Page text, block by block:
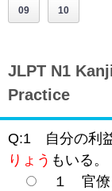
09 10
JLPT N1
Practice
Q:1 自分の利
りょう もいる。
１ 官僚